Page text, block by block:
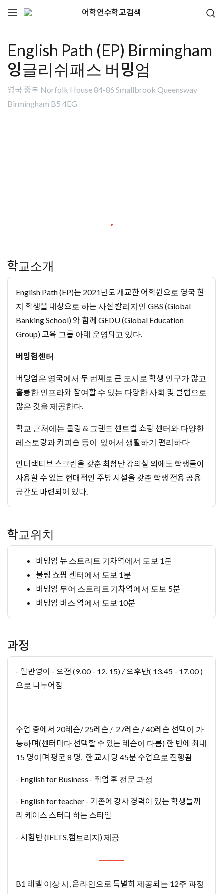
어학연수학교검색
English Path (EP) Birmingham
잉글리쉬패스 버밍엄
영국 중부 Norfolk House 84-86 Smallbrook Queensway
Birmingham B5 4EG
학교소개
English Path (EP)는 2021년도 개교한 어학원으로 영국 현
지 학생을 대상으로 하는 사설 칼리지인 GBS (Global
Banking School) 와 함께 GEDU (Global Education
Group) 교육 그룹 아래 운영되고 있다.
버밍험센터
버밍엄은 영국에서 두 번째로 큰 도시로 학생 인구가 많고
훌륭한 인프라와 참여할 수 있는 다양한 사회 및 클럽으로
많은 것을 제공한다.
학교 근처에는 볼링 & 그랜드 센트럴 쇼핑 센터와 다양한
레스토랑과 커피숍 등이 있어서 생활하기 편리하다
인터랙티브 스크린을 갖춘 최첨단 강의실 외에도 학생들이
사용할 수 있는 현대적인 주방 시설을 갖춘 학생 전용 공용
공간도 마련되어 있다.
학교위치
버밍엄 뉴 스트리트 기차역에서 도보 1분
불링 쇼핑 센터에서 도보 1분
버밍엄 무어 스트리트 기차역에서 도보 5분
버밍엄 버스 역에서 도보 10분
과정
- 일반영어 - 오전 (9:00 - 12: 15) / 오후반( 13:45 - 17:00 )
으로 나누어짐
수업 중에서 20레슨/ 25레슨 / 27레슨 / 40레슨 선택이 가
능하며(센터마다 선택할 수 있는 레슨이 다름) 한 반에 최대
15 명이며 평균 8 명, 한 교시 당 45분 수업으로 진행됨
- English for Business - 취업 후 전문 과정
- English for teacher - 기존에 강사 경력이 있는 학생들끼
리 케이스 스터디 하는 스타일
- 시험반 (IELTS,캠브리지) 제공
B1 레벨 이상 시, 온라인으로 특별히 제공되는 12주 과정